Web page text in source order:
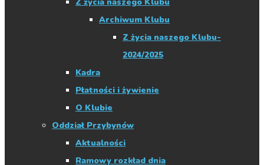
Archiwum Klubu
Z życia naszego Klubu-
2024/2025
Kadra
Płatności i żywienie
O Klubie
Oddział Przybynów
Aktualności
Ramowy rozkład dnia